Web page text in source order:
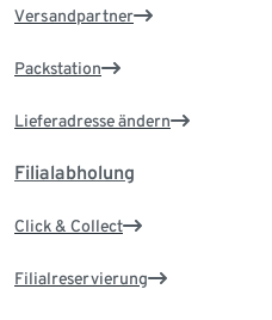
Versandpartner
Packstation
Lieferadresse ändern
Filialabholung
Click & Collect
Filialreservierung